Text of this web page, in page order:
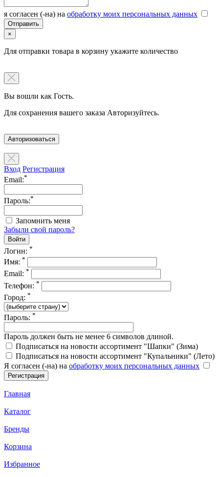
я согласен (-на) на обработку моих персональных данных
×
Для отправки товара в корзину укажите количество
Вы вошли как Гость.
Для сохранения вашего заказа Авторизуйтесь.
Авторизоваться
Вход Регистрация
Email:*
Пароль:*
Запомнить меня
Забыли свой пароль?
Логин: *
Имя: *
Email: *
Телефон: *
Город: *
Пароль: *
Пароль должен быть не менее 6 символов длиной.
Подписаться на новости ассортимент "Шапки" (Зима)
Подписаться на новости ассортимент "Купальники" (Лето)
Я согласен (-на) на обработку моих персональных данных
Главная
Каталог
Бренды
Корзина
Избранное